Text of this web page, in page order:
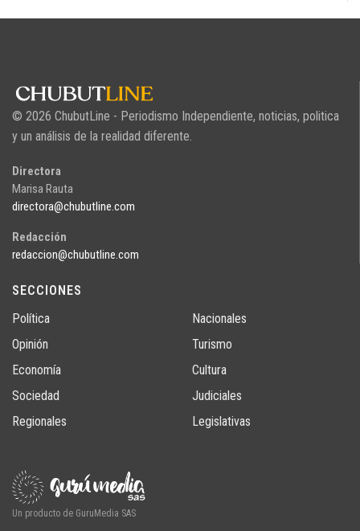
© 2026 ChubutLine - Periodismo Independiente, noticias, politica
y un análisis de la realidad diferente.
Directora
Marisa Rauta
directora@chubutline.com
Redacción
redaccion@chubutline.com
SECCIONES
Política
Opinión
Economía
Sociedad
Regionales
Nacionales
Turismo
Cultura
Judiciales
Legislativas
Un producto de GuruMedia SAS